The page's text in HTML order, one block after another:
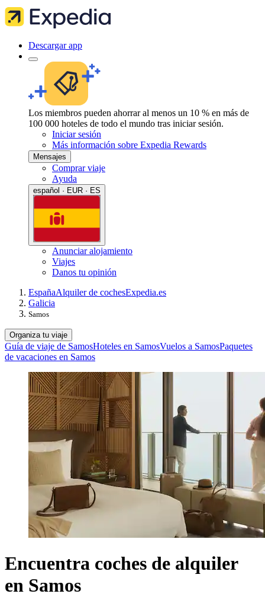
Descargar app
Los miembros pueden ahorrar al menos un 10 % en más de
100 000 hoteles de todo el mundo tras iniciar sesión.
Iniciar sesión
Más información sobre Expedia Rewards
Mensajes
Comprar viaje
Ayuda
español · EUR · ES
Anunciar alojamiento
Viajes
Danos tu opinión
EspañaAlquiler de cochesExpedia.es
Galicia
Samos
Organiza tu viaje
Guía de viaje de SamosHoteles en SamosVuelos a SamosPaquetes
de vacaciones en Samos
Encuentra coches de alquiler
en Samos